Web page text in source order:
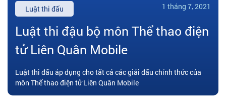
Luật thi đấu 1 tháng 7, 2021
Luật thi đậu bộ môn Thể thao điện
tử Liên Quân Mobile
Luật thi đấu áp dụng cho tất cả các giải đấu chính thức của
môn Thể thao điện tử Liên Quân Mobile